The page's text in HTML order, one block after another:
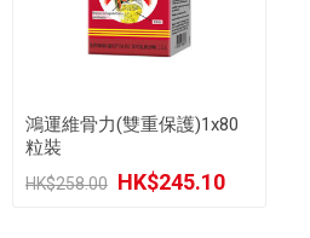
鴻運維骨力(雙重保護)1x80
粒裝
HK$258.00 HK$245.10